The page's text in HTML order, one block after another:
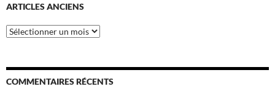
ARTICLES ANCIENS
Articles
anciens
COMMENTAIRES RÉCENTS